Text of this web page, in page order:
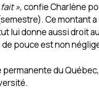
», confie Charlène
Ce montant
lui donne aussi droit
pouce est non
du Québec,